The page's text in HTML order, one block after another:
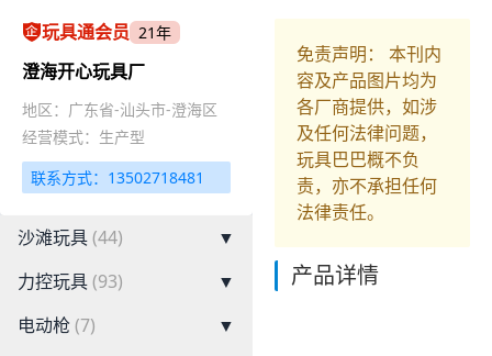
玩具通会员 21年
澄海开心玩具厂
地区：广东省-汕头市-澄海区
经营模式：生产型
联系方式：13502718481
沙滩玩具(44)
▼
力控玩具(93)
▼
电动枪 (7)
▼
免责声明： 本刊内
容及产品图片均为
各厂商提供，如涉
及任何法律问题，
玩具巴巴概不负
责，亦不承担任何
法律责任。
产品详情